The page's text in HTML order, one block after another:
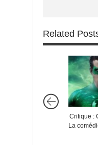
Related
Critique :
La